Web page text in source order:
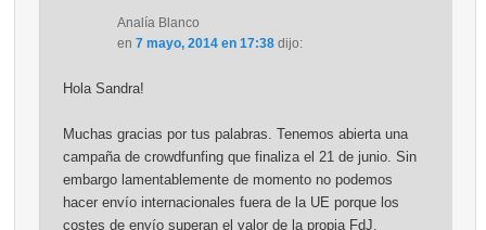
Analía Blanco
en 7 mayo, 2014 en 17:38 dijo:
Hola Sandra!
Muchas gracias por tus palabras. Tenemos abierta una
campaña de crowdfunfing que finaliza el 21 de junio. Sin
embargo lamentablemente de momento no podemos
hacer envío internacionales fuera de la UE porque los
costes de envío superan el valor de la propia FdJ.